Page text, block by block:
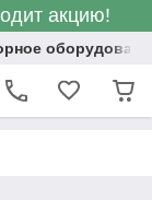
акцию!